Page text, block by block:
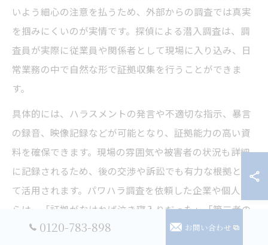
いよう細心の注意を払うため、外部からの調査では真実
を掴みにくいのが実情です。探偵による潜入調査は、調
査員が実際に従業員や関係者として現場に入り込み、日
常業務の中で自然な形で証拠収集を行うことができま
す。
具体的には、ハラスメントの発言や不適切な指示、暴言
の録音、映像記録などが可能となり、証拠能力の高い資
料を確保できます。現場の雰囲気や被害者の状況も詳細
に記録されるため、後の交渉や訴訟でも有力な根拠とし
て活用されます。パワハラ調査を依頼した企業や個人か
らは、「証拠がなければ泣き寝入りだった」「第三者の
視点で詳細に記録してもらえた」といった評価が寄せら
0120-783-898 お問い合わせ